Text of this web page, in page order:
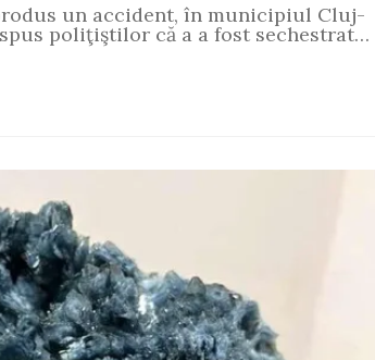
un accident, în municipiul Cluj-
poliţiştilor că a a fost sechestrat…